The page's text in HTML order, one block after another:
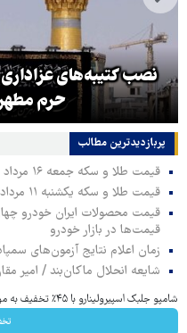
نصب کتیبه‌های
حرم
پربازدیدترین‌ مطالب
قیمت طلا و سکه جمعه ۱۶ مرداد ۱۴۰۵/ طلای ۱۸ عیار امروز چند؟
قیمت طلا و سکه یکشنبه ۱۱ مرداد ۱۴۰۵/ ریزش سنگین سکه امامی
قیمت‌ها در بازار خودرو
زمان اعلام نتایج آزمون‌های
شایعه انحلال ماکان‌بند / امیر
شامپو جلبک اسپیرولینارو با ۴۵٪ تخفیف به موهات هدیه بده